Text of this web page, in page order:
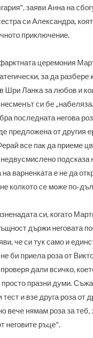
заяви Анна на
си Александра,
приключение.
церемония
за да разбере
Шри Ланка за любов и
си бе
последната негова
предложена от другия
все пак да приеме
подсказа
варненката е не да
колкото се може по-
си, когато
държи неговата
че си тук само и
би приела роза от
дали всичко,
празни думи.
и взе друга роза от
вече нямам роза за
неговите ръце“.